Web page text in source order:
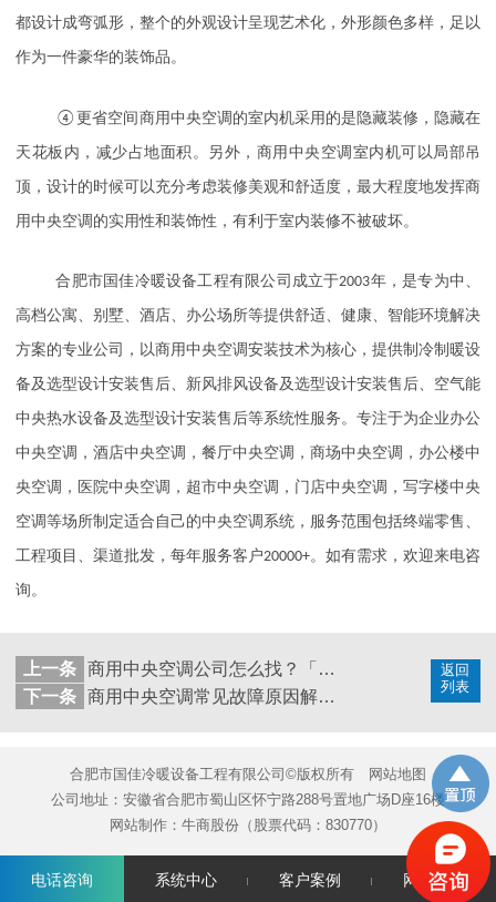
都设计成弯弧形，整个的外观设计呈现艺术化，外形颜色多样，足以
作为一件豪华的装饰品。
④ 更省空间商用中央空调的室内机采用的是隐藏装修，隐藏在
天花板内，减少占地面积。另外，商用中央空调室内机可以局部吊
顶，设计的时候可以充分考虑装修美观和舒适度，最大程度地发挥商
用中央空调的实用性和装饰性，有利于室内装修不被破坏。
合肥市国佳冷暖设备工程有限公司成立于2003年，是专为中、
高档公寓、别墅、酒店、办公场所等提供舒适、健康、智能环境解决
方案的专业公司，以商用中央空调安装技术为核心，提供制冷制暖设
备及选型设计安装售后、新风排风设备及选型设计安装售后、空气能
中央热水设备及选型设计安装售后等系统性服务。专注于为企业办公
中央空调，酒店中央空调，餐厅中央空调，商场中央空调，办公楼中
央空调，医院中央空调，超市中央空调，门店中央空调，写字楼中央
空调等场所制定适合自己的中央空调系统，服务范围包括终端零售、
工程项目、渠道批发，每年服务客户20000+。如有需求，欢迎来电咨
询。
返回
列表
上一条
商用中央空调公司怎么找？「国佳冷暖」
下一条
商用中央空调常见故障原因解答「国佳冷暖」
合肥市国佳冷暖设备工程有限公司©版权所有
网站地图
公司地址：安徽省合肥市蜀山区怀宁路288号置地广场D座16楼
网站制作： 牛商股份 （股票代码：830770）
电话咨询 系统中心 客户案例 网站首页